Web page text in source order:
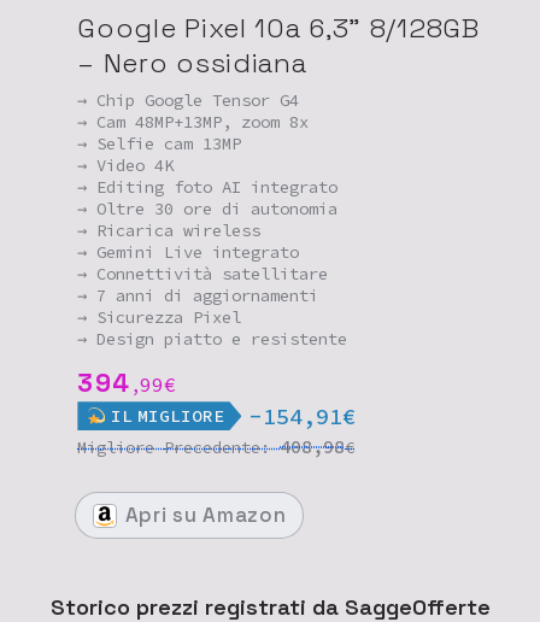
Google Pixel 10a 6,3" 8/128GB
– Nero ossidiana
→ Chip Google Tensor G4
→ Cam 48MP+13MP, zoom 8x
→ Selfie cam 13MP
→ Video 4K
→ Editing foto AI integrato
→ Oltre 30 ore di autonomia
→ Ricarica wireless
→ Gemini Live integrato
→ Connettività satellitare
→ 7 anni di aggiornamenti
→ Sicurezza Pixel
→ Design piatto e resistente
394 ,99€
IL MIGLIORE -154,91€
MigliorePrecedente:408,98€
Apri su Amazon
Storico prezzi registrati da SaggeOfferte